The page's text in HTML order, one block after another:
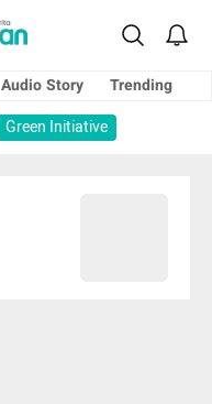
Audio Story
Trending
Green Initiative